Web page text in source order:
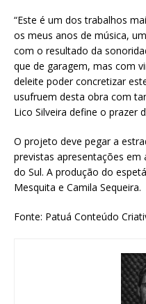
“Este é um dos trabalhos
os meus anos de música,
com o resultado da
que de garagem, mas com
deleite poder concretizar
usufruem desta obra com
Lico Silveira define o prazer
O projeto deve pegar a
previstas apresentações em
do Sul. A produção do
Mesquita e Camila Sequeira.
Fonte: Patuá Conteúdo